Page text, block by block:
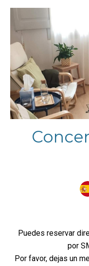
Puedes reservar
por
Por favor, dejas un